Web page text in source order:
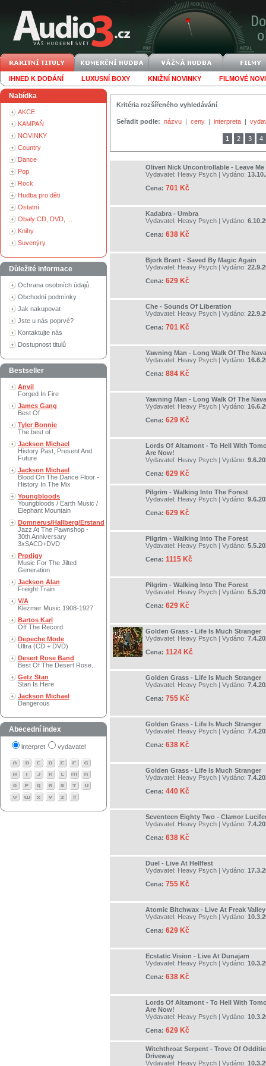
IHNED K DODÁNÍ LUXUSNÍ BOXY KNIŽNÍ NOVINKY FILMOVÉ
Nabídka
AKCE
KAMPAŇ
NOVINKY
Country
Dance
Pop
Rock
Hudba pro děti
Ostatní
Obaly CD, DVD, ...
Knihy
Suvenýry
Důležité informace
Ochrana osobních údajů
Obchodní podmínky
Jak nakupovat
Jste u nás poprvé?
Kontaktujte nás
Dostupnost titulů
Bestseller
Anvil
Forged In Fire
James Gang
Best Of
Tyler Bonnie
The best of
Jackson Michael
History Past, Present And
Future
Jackson Michael
Blood On The Dance Floor -
History In The Mix
Youngbloods
Youngbloods / Earth Music /
Elephant Mountain
Domnerus/Hallberg/Erstand
Jazz At The Pawnshop -
30th Anniversary
3xSACD+DVD
Prodigy
Music For The Jilted
Generation
Jackson Alan
Freight Train
V/A
Klezmer Music 1908-1927
Bartos Karl
Off The Record
Depeche Mode
Ultra (CD + DVD)
Desert Rose Band
Best Of The Desert Rose..
Getz Stan
Stan Is Here
Jackson Michael
Dangerous
Abecední index
interpret vydavatel
Kritéria rozšířeného vyhledávání
Seřadit podle: názvu | ceny | interpreta |
1 2 3 4
Oliveri Nick Uncontrollable - Leave Me
Vydavatel: Heavy Psych | Vydáno:
Cena: 701 Kč
Kadabra - Umbra
Vydavatel: Heavy Psych | Vydáno:
Cena: 638 Kč
Bjork Brant - Saved By Magic Again
Vydavatel: Heavy Psych | Vydáno:
Cena: 629 Kč
Che - Sounds Of Liberation
Vydavatel: Heavy Psych | Vydáno:
Cena: 701 Kč
Yawning Man - Long Walk Of The
Vydavatel: Heavy Psych | Vydáno:
Cena: 884 Kč
Yawning Man - Long Walk Of The
Vydavatel: Heavy Psych | Vydáno:
Cena: 629 Kč
Lords Of Altamont - To Hell With
Are Now!
Vydavatel: Heavy Psych | Vydáno:
Cena: 629 Kč
Pilgrim - Walking Into The Forest
Vydavatel: Heavy Psych | Vydáno:
Cena: 629 Kč
Pilgrim - Walking Into The Forest
Vydavatel: Heavy Psych | Vydáno:
Cena: 1115 Kč
Pilgrim - Walking Into The Forest
Vydavatel: Heavy Psych | Vydáno:
Cena: 629 Kč
Golden Grass - Life Is Much Stranger
Vydavatel: Heavy Psych | Vydáno:
Cena: 1124 Kč
Golden Grass - Life Is Much Stranger
Vydavatel: Heavy Psych | Vydáno:
Cena: 755 Kč
Golden Grass - Life Is Much Stranger
Vydavatel: Heavy Psych | Vydáno:
Cena: 638 Kč
Golden Grass - Life Is Much Stranger
Vydavatel: Heavy Psych | Vydáno:
Cena: 440 Kč
Seventeen Eighty Two - Clamor
Vydavatel: Heavy Psych | Vydáno:
Cena: 638 Kč
Duel - Live At Hellfest
Vydavatel: Heavy Psych | Vydáno:
Cena: 755 Kč
Atomic Bitchwax - Live At Freak
Vydavatel: Heavy Psych | Vydáno:
Cena: 629 Kč
Ecstatic Vision - Live At Dunajam
Vydavatel: Heavy Psych | Vydáno:
Cena: 638 Kč
Lords Of Altamont - To Hell With
Are Now!
Vydavatel: Heavy Psych | Vydáno:
Cena: 629 Kč
Witchthroat Serpent - Trove Of
Driveway
Vydavatel: Heavy Psych | Vydáno: